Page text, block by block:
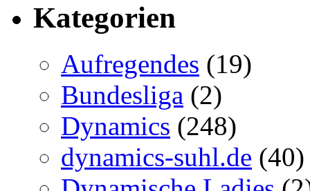
Kategorien
Aufregendes (19)
Bundesliga (2)
Dynamics (248)
dynamics-suhl.de (40)